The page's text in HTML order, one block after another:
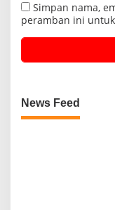
Simpan nama,
peramban ini
News Feed